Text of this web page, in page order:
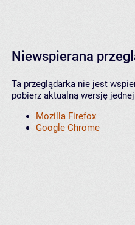
Niewspierana
Ta przeglądarka nie jest
pobierz aktualną wersję
Mozilla Firefox
Google Chrome